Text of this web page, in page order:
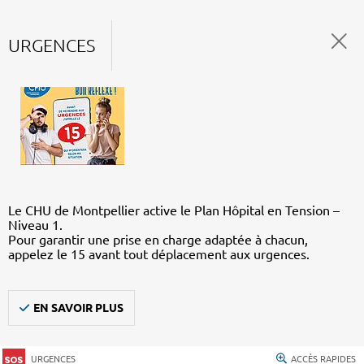
URGENCES
Le CHU de Montpellier active le Plan Hôpital en Tension –
Niveau 1.
Pour garantir une prise en charge adaptée à chacun,
appelez le 15 avant tout déplacement aux urgences.
EN SAVOIR PLUS
URGENCES ACCÈS RAPIDES